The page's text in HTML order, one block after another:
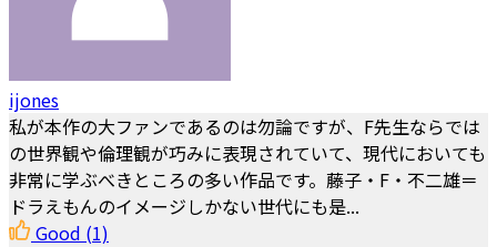
ijones
私が本作の大ファンであるのは勿論ですが、F先生ならでは
の世界観や倫理観が巧みに表現されていて、現代においても
非常に学ぶべきところの多い作品です。藤子・F・不二雄＝
ドラえもんのイメージしかない世代にも是...
Good (1)